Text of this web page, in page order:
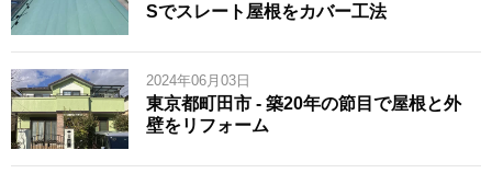
Sでスレート屋根をカバー工法
2024年06月03日
東京都町田市 - 築20年の節目で屋根と外
壁をリフォーム